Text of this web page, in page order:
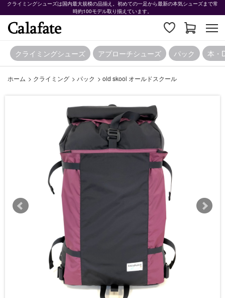
クライミングシューズは国内最大規模の品揃え。初めての一足から最新の本気シューズまで常
時約100モデル取り揃えています。
クライミングシューズ アプローチシューズ パック 本・
ホーム > クライミング > パック > old skool オールドスクール